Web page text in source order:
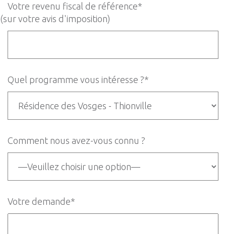
Votre revenu fiscal de référence*
(sur votre avis d'imposition)
Quel programme vous intéresse ?*
Comment nous avez-vous connu ?
Votre demande*